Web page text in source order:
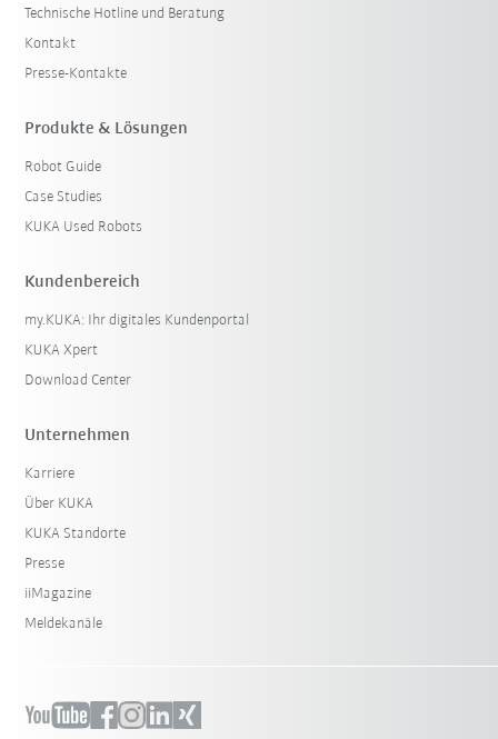
Technische Hotline und Beratung
Kontakt
Presse-Kontakte
Produkte & Lösungen
Robot Guide
Case Studies
KUKA Used Robots
Kundenbereich
my.KUKA: Ihr digitales Kundenportal
KUKA Xpert
Download Center
Unternehmen
Karriere
Über KUKA
KUKA Standorte
Presse
iiMagazine
Meldekanäle